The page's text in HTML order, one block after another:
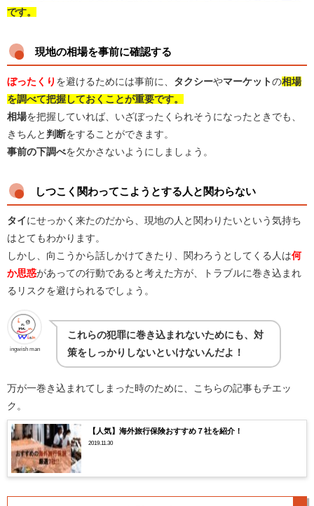
です。
現地の相場を事前に確認する
ぼったくり を避けるためには事前に、 タクシーやマーケットの相場
を調べて把握しておくことが重要です。
相場を把握していれば、いざぼったくられそうになったときでも、
きちんと 判断をすることができます。
事前の下調べを欠かさないようにしましょう。
しつこく関わってこようとする人と関わらない
タイ にせっかく来たのだから、現地の人と関わりたいという気持ち
はとてもわかります。
しかし、向こうから話しかけてきたり、関わろうとしてくる人は何
か思惑があっての行動であると考えた方が、トラブルに巻き込まれ
るリスクを避けられるでしょう。
ingwish man
これらの犯罪に巻き込まれないためにも、対
策をしっかりしないといけないんだよ！
万が一巻き込まれてしまった時のために、こちらの記事もチエッ
ク。
【人気】海外旅行保険おすすめ７社を紹介！
2019.11.30